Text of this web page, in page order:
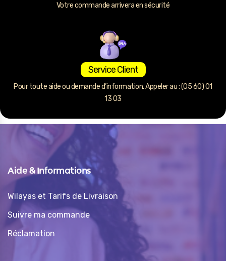
Votre commande arrivera en sécurité
Service Client
Pour toute aide ou demande d’information. Appeler au : (05 60) 01
13 03
Aide & Informations
Wilayas et Tarifs de Livraison
Suivre ma commande
Réclamation